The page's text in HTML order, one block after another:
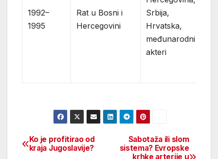
1992–
1995
Rat u Bosni i
Hercegovini
Srbija,
Hrvatska,
međunarodni
akteri
Beitragsnavigation
Sabotaža ili slom
sistema? Evropske
krhke arterije u
Ko je profitirao od
kraja Jugoslavije?